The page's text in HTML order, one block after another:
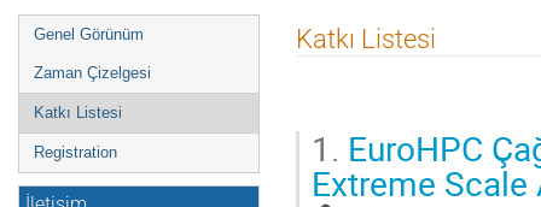
Event
menu
Genel Görünüm
Zaman Çizelgesi
Katkı Listesi
Registration
Katkı Listesi
1. EuroHPC
Extreme